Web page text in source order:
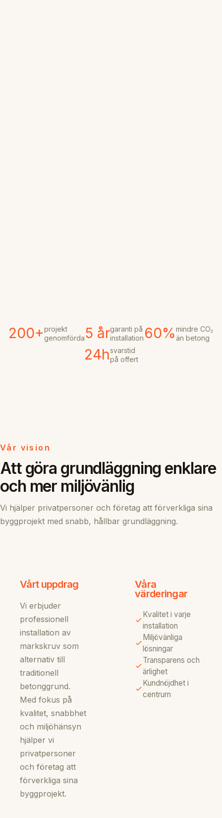
200+projekt
genomförda5 årgaranti på
installation 60%mindre CO₂
än betong
24hsvarstid
på offert
Vår vision
Att göra grundläggning enklare
och mer miljövänlig
Vi hjälper privatpersoner och företag att förverkliga sina
byggprojekt med snabb, hållbar grundläggning.
Vårt uppdrag
Vi erbjuder
professionell
installation av
markskruv som
alternativ till
traditionell
betonggrund.
Med fokus på
kvalitet, snabbhet
och miljöhänsyn
hjälper vi
privatpersoner
och företag att
förverkliga sina
byggprojekt.
Våra
värderingar
Kvalitet i varje
installation
Miljövänliga
lösningar
Transparens och
ärlighet
Kundnöjdhet i
centrum